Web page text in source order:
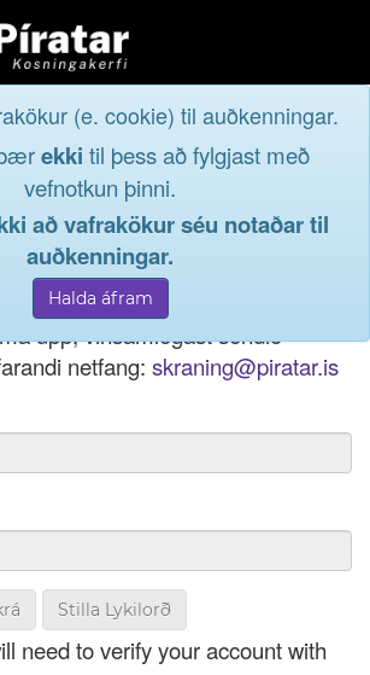
(e. cookie) til auðkenningar.
ekki til þess að fylgjast með
vefnotkun þinni.
að vafrakökur séu notaðar til
auðkenningar.
og taktu þátt í
notendanafni þínu, þá má einnig
kennitölu til innskráningar.
upp, vinsamlegast sendið
netfang: skraning@piratar.is
Stilla Lykilorð
need to verify your account with